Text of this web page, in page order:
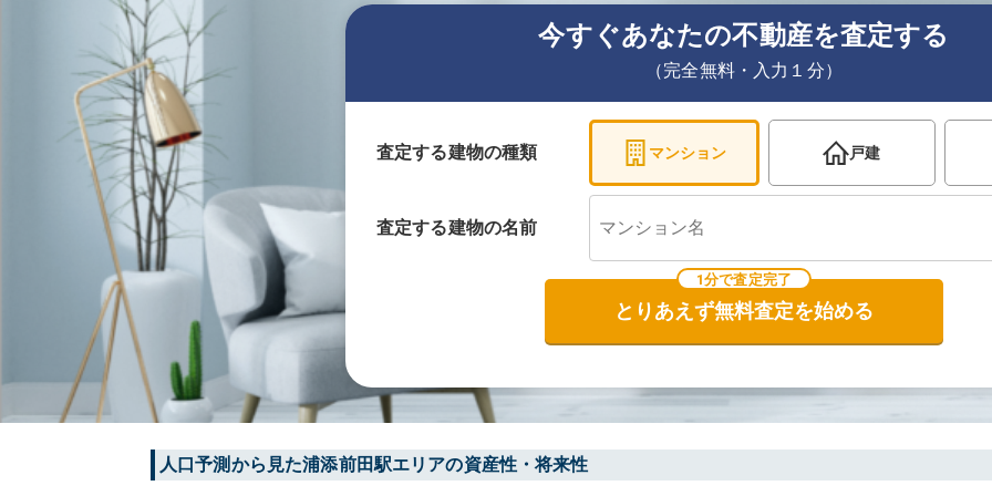
今すぐあなたの不動産を査定する
（完全無料・入力１分）
査定する建物の種類 マンション 戸建
査定する建物の名前
1分で査定完了
とりあえず無料査定を始める
人口予測から見た浦添前田駅エリアの資産性・将来性